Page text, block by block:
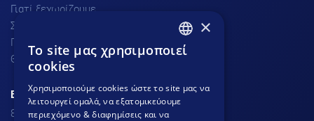
Γιατί ξεχωρίζουμε
Σχόλια πελατών
Προσφορές
Θέσεις Εργασίας
ΕΞΥΠΗΡΕΤΗΣΗ ΠΕΛΑΤΩΝ
801.300.3520 - 210.953.6767
GREEK
×
To site μας χρησιμοποιεί
cookies
Χρησιμοποιούμε cookies ώστε το site μας να
λειτουργεί ομαλά, να εξατομικεύουμε
περιεχόμενο & διαφημίσεις και να